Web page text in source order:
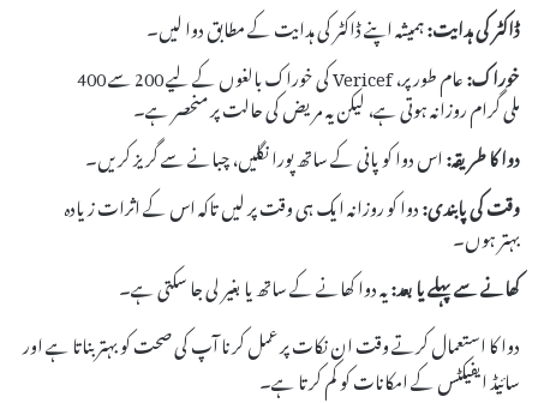
ڈاکٹر کی ہدایت:ہمیشہ اپنے ڈاکٹر کی ہدایت کے مطابق دوا لیں۔
خوراک:
عام طور پر، Vericef کی خوراک بالغوں کے لیے 200 سے 400
ملی گرام روزانہ ہوتی ہے، لیکن یہ مریض کی حالت پر منحصر ہے۔
دوا کا طریقہ:اس دوا کو پانی کے ساتھ پورا نگلیں، چبانے سے گریز کریں۔
وقت کی پابندی:دوا کو روزانہ ایک ہی وقت پر لیں تاکہ اس کے اثرات زیادہ
بہتر ہوں۔
کھانے سے پہلے یا بعد:یہ دوا کھانے کے ساتھ یا بغیر لی جا سکتی ہے۔
دوا کا استعمال کرتے وقت ان نکات پر عمل کرنا آپ کی صحت کو بہتر بناتا ہے اور
سائیڈ ایفیکٹس کے امکانات کو کم کرتا ہے۔